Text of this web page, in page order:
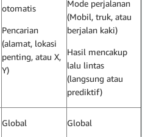
otomatis
Pencarian
(alamat, lokasi
penting, atau X,
Y)
Mode perjalanan
(Mobil, truk, atau
berjalan kaki)
Hasil mencakup
lalu lintas
(langsung atau
prediktif)
Global Global